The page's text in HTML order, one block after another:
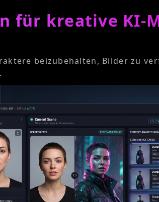
für kreative KI-
beizubehalten, Bilder zu